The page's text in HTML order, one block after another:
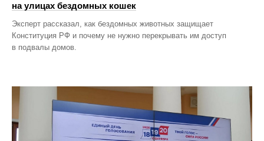
на улицах бездомных кошек
Эксперт рассказал, как бездомных животных защищает
Конституция РФ и почему не нужно перекрывать им доступ
в подвалы домов.